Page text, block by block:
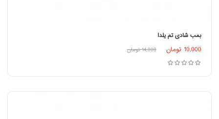
بمب شادی تم یلدا
10,000 تومان 14,000 تومان